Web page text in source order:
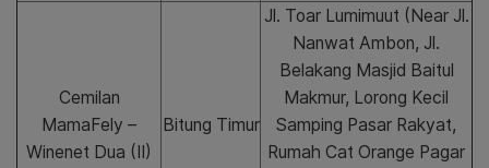
Cemilan
MamaFely –
Winenet Dua (II)
Bitung Timur
Jl. Toar Lumimuut (Near Jl.
Nanwat Ambon, Jl.
Belakang Masjid Baitul
Makmur, Lorong Kecil
Samping Pasar Rakyat,
Rumah Cat Orange Pagar